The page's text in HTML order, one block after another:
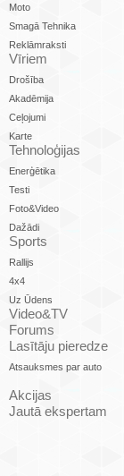
Moto
Smagā Tehnika
Reklāmraksti
Vīriem
Drošība
Akadēmija
Ceļojumi
Karte
Tehnoloģijas
Enerģētika
Testi
Foto&Video
Dažādi
Sports
Rallijs
4x4
Uz Ūdens
Video&TV
Forums
Lasītāju pieredze
Atsauksmes par auto
Akcijas
Jautā ekspertam